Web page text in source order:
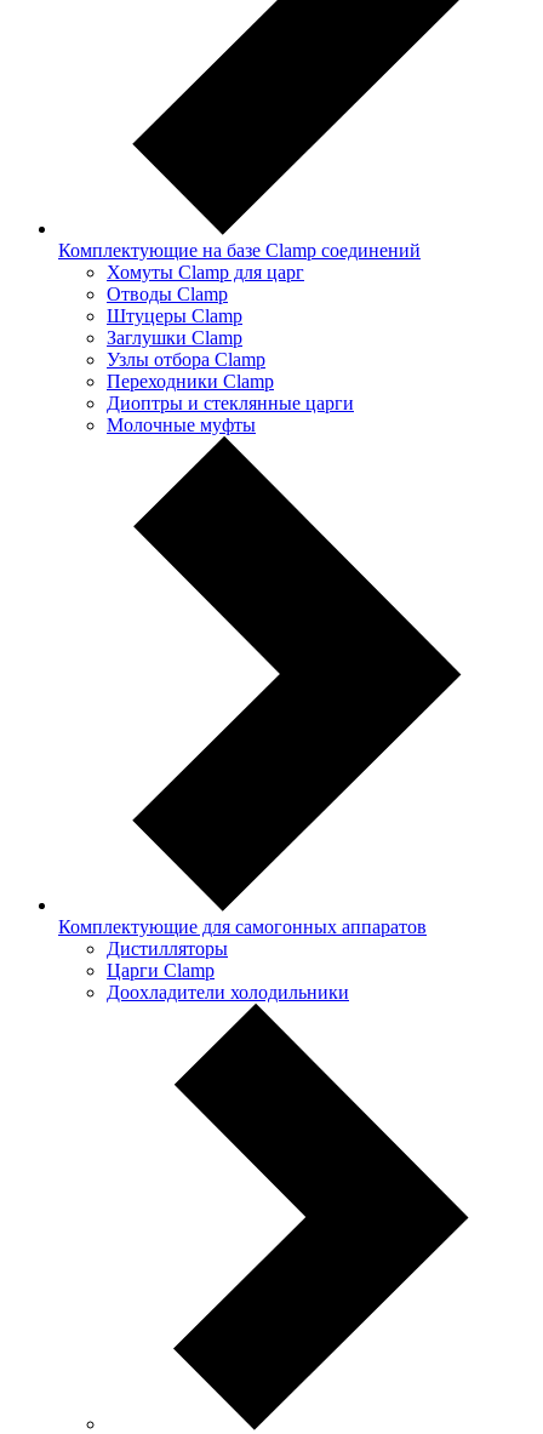
Комплектующие на базе Clamp соединений
Хомуты Clamp для царг
Отводы Clamp
Штуцеры Clamp
Заглушки Clamp
Узлы отбора Clamp
Переходники Clamp
Диоптры и стеклянные царги
Молочные муфты
Комплектующие для самогонных аппаратов
Дистилляторы
Царги Clamp
Доохладители холодильники